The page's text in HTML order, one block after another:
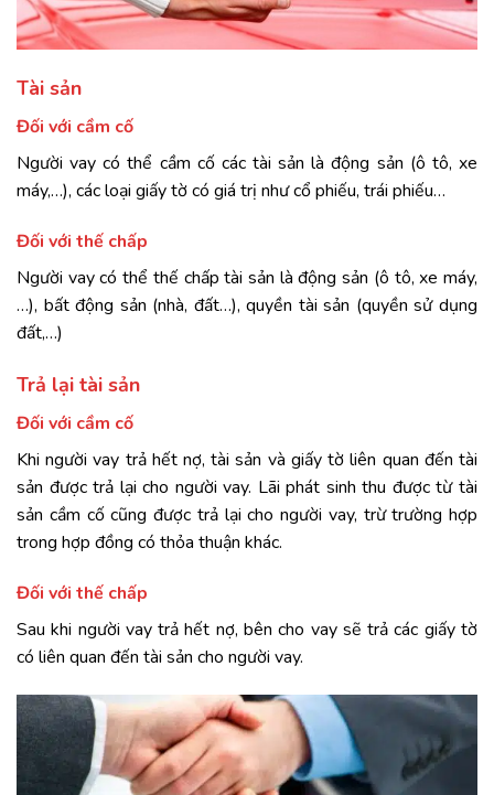
Tài sản
Đối với cầm cố
Người vay có thể cầm cố các tài sản là động sản (ô tô, xe
máy,…), các loại giấy tờ có giá trị như cổ phiếu, trái phiếu…
Đối với thế chấp
Người vay có thể thế chấp tài sản là động sản (ô tô, xe máy,
…), bất động sản (nhà, đất…), quyền tài sản (quyền sử dụng
đất,…)
Trả lại tài sản
Đối với cầm cố
Khi người vay trả hết nợ, tài sản và giấy tờ liên quan đến tài
sản được trả lại cho người vay. Lãi phát sinh thu được từ tài
sản cầm cố cũng được trả lại cho người vay, trừ trường hợp
trong hợp đồng có thỏa thuận khác.
Đối với thế chấp
Sau khi người vay trả hết nợ, bên cho vay sẽ trả các giấy tờ
có liên quan đến tài sản cho người vay.